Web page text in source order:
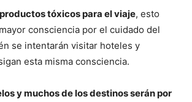
tóxicos para el viaje, esto
consciencia por el cuidado del
se intentarán visitar hoteles y
esta misma consciencia.
y muchos de los destinos serán por